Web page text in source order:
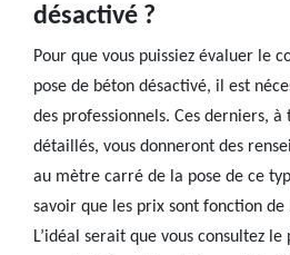
désactivé ?
Pour que vous puissiez évaluer le
pose de béton désactivé, il est
des professionnels. Ces derniers, à
détaillés, vous donneront des
au mètre carré de la pose de ce
savoir que les prix sont fonction de
L’idéal serait que vous consultez le